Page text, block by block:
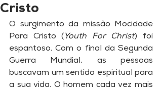
Cristo
O surgimento da missão Mocidade
Para Cristo ( Youth For Christ) foi
espantoso. Com o final da Segunda
Guerra Mundial, as pessoas
buscavam um sentido espiritual para
a sua vida. O homem cada vez mais